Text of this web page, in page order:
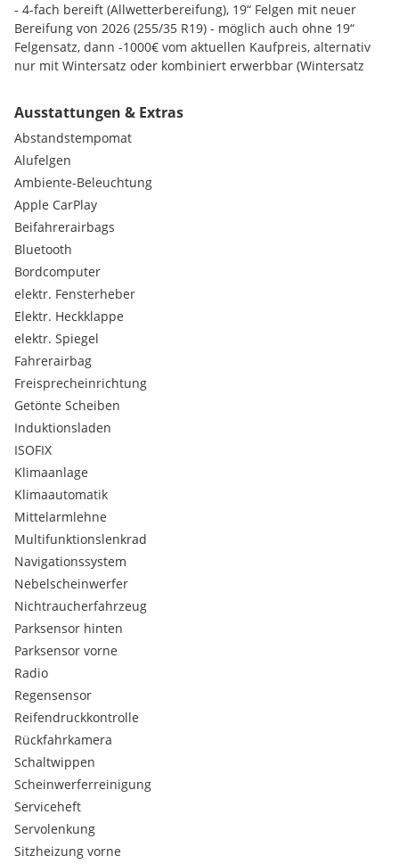
- 4-fach bereift (Allwetterbereifung), 19“ Felgen mit neuer
Bereifung von 2026 (255/35 R19) - möglich auch ohne 19“
Felgensatz, dann -1000€ vom aktuellen Kaufpreis, alternativ
nur mit Wintersatz oder kombiniert erwerbbar (Wintersatz
- gegen 500€ Aufpreis: Felgensatz + Winterrreifen
(Winterreifen), 17" Felgen Audi (Original AUDI: 8W0601025 AE)
/ Michelin Alpina - 225/50 R17 (Winterreifen)
Bei Fragen und Interesse können Sie sich einfach melden.
Privatverkauf ohne Gewährleistung. Alle Angaben ohne
Gewähr, Irrtümer, Tippfehler und Zwischenverkauf
vorbehalten.
Ausstattungen & Extras
Abstandstempomat
Alufelgen
Ambiente-Beleuchtung
Apple CarPlay
Beifahrerairbags
Bluetooth
Bordcomputer
elektr. Fensterheber
Elektr. Heckklappe
elektr. Spiegel
Fahrerairbag
Freisprecheinrichtung
Getönte Scheiben
Induktionsladen
ISOFIX
Klimaanlage
Klimaautomatik
Mittelarmlehne
Multifunktionslenkrad
Navigationssystem
Nebelscheinwerfer
Nichtraucherfahrzeug
Parksensor hinten
Parksensor vorne
Radio
Regensensor
Reifendruckkontrolle
Rückfahrkamera
Schaltwippen
Scheinwerferreinigung
Serviceheft
Servolenkung
Sitzheizung vorne